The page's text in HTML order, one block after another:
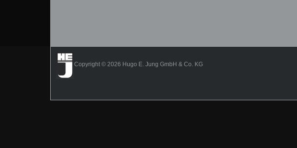
Copyright © 2026 Hugo E. Jung GmbH & Co. KG